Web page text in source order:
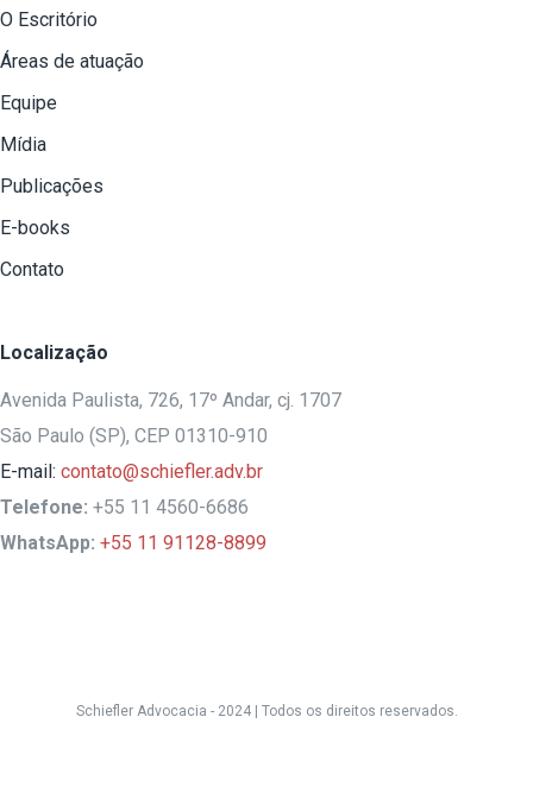
O Escritório
Áreas de atuação
Equipe
Mídia
Publicações
E-books
Contato
Localização
Avenida Paulista, 726, 17º Andar, cj. 1707
São Paulo (SP), CEP 01310-910
E-mail: contato@schiefler.adv.br
Telefone: +55 11 4560-6686
WhatsApp: +55 11 91128-8899
Schiefler Advocacia - 2024 | Todos os direitos reservados.